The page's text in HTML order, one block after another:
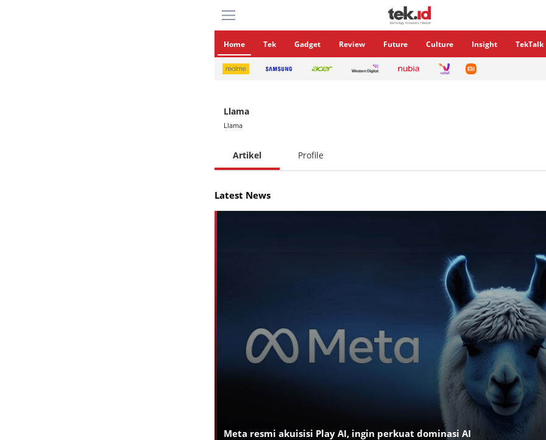
Home Tek Gadget Review Future Culture Insight TekTalk
Llama
Llama
Artikel Profile
Latest News
Meta resmi akuisisi Play AI, ingin perkuat dominasi AI